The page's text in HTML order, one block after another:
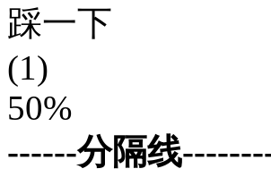
踩一下
(1)
50%
------分隔线